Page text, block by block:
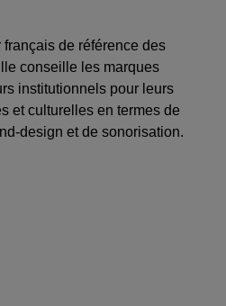
de référence des
conseille les marques
institutionnels pour leurs
et culturelles en termes de
design et de sonorisation.